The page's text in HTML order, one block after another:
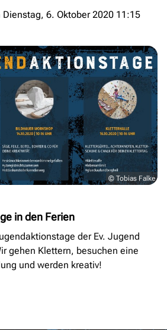
6. Oktober 2020 11:15
© Tobias Falke
in den Ferien
der Ev. Jugend
gehen Klettern, besuchen eine
und werden kreativ!